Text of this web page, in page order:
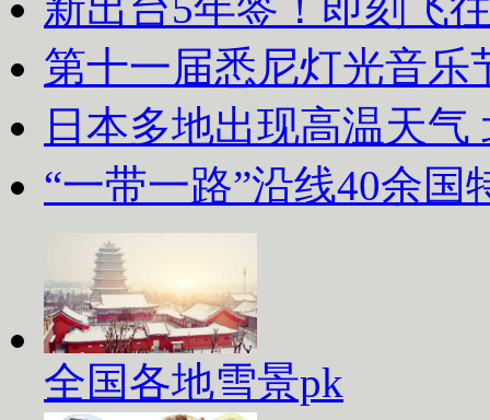
第十一届悉尼灯光音乐
日本多地出现高温天
“一带一路”沿线40余国
全国各地雪景pk